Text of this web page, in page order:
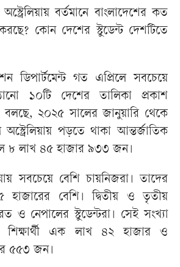
বর্তমানে বাংলাদেশের কত
কোন দেশের স্টুডেন্ট দেশটিতে
ডিপার্টমেন্ট গত এপ্রিলে সবচেয়ে
১০টি দেশের তালিকা প্রকাশ
২০২৫ সালের জানুয়ারি থেকে
অস্ট্রেলিয়ায় পড়তে থাকা আন্তর্জাতিক
৮ লাখ ৪৫ হাজার ৯৩৩ জন।
সবচেয়ে বেশি চায়নিজরা। তাদের
বেশি। দ্বিতীয় ও তৃতীয়
ও নেপালের স্টুডেন্টরা। সেই সংখ্যা
শিক্ষার্থী এক লাখ ৪২ হাজার ও
৫৫৩ জন।